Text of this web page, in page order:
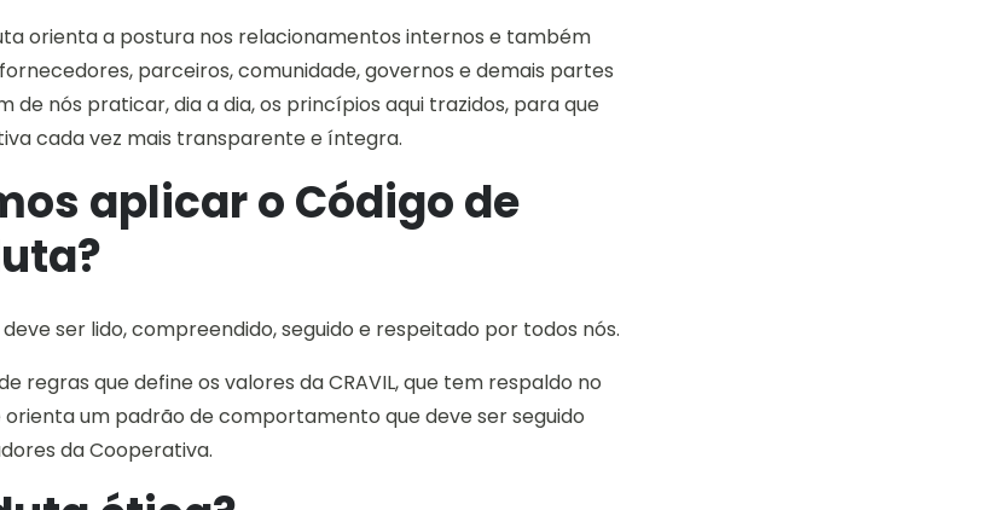
orienta a postura nos relacionamentos internos e também
parceiros, comunidade, governos e demais partes
de nós praticar, dia a dia, os princípios aqui trazidos, para que
cada vez mais transparente e íntegra.
aplicar o Código de
ser lido, compreendido, seguido e respeitado por todos nós.
regras que define os valores da CRAVIL, que tem respaldo no
orienta um padrão de comportamento que deve ser seguido
da Cooperativa.